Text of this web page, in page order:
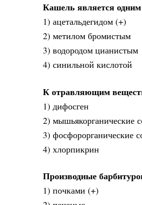
Кашель является
1) ацетальдегидом (+)
2) метилом бромистым
3) водородом цианистым
4) синильной кислотой
К отравляющим
1) дифосген
2) мышьякорганические
3) фосфорорганические
4) хлорпикрин
Производные
1) почками (+)